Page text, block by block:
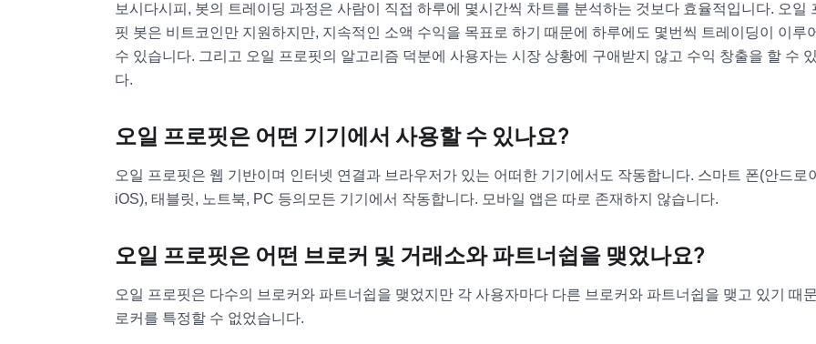
보시다시피, 봇의 트레이딩 과정은 사람이 직접 하루에 몇시간씩 차트를 분석하는 것보다 효율적입니다. 오일
핏 봇은 비트코인만 지원하지만, 지속적인 소액 수익을 목표로 하기 때문에 하루에도 몇번씩 트레이딩이 이루
수 있습니다. 그리고 오일 프로핏의 알고리즘 덕분에 사용자는 시장 상황에 구애받지 않고 수익 창출을 할 수
다.
오일 프로핏은 어떤 기기에서 사용할 수 있나요?
오일 프로핏은 웹 기반이며 인터넷 연결과 브라우저가 있는 어떠한 기기에서도 작동합니다. 스마트 폰(안드로
iOS), 태블릿, 노트북, PC 등의모든 기기에서 작동합니다. 모바일 앱은 따로 존재하지 않습니다.
오일 프로핏은 어떤 브로커 및 거래소와 파트너쉽을 맺었나요?
오일 프로핏은 다수의 브로커와 파트너쉽을 맺었지만 각 사용자마다 다른 브로커와 파트너쉽을 맺고 있기 때
로커를 특정할 수 없었습니다.